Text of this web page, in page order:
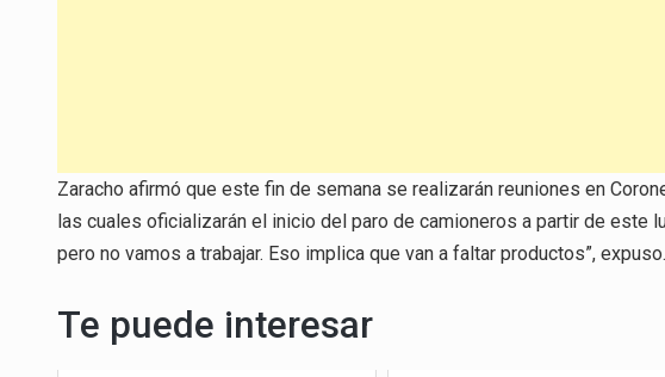
Zaracho afirmó que este fin de semana se realizarán reuniones en
las cuales oficializarán el inicio del paro de camioneros a partir de este
pero no vamos a trabajar. Eso implica que van a faltar productos”, expuso.
Te puede interesar